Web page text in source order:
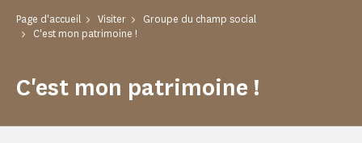
Page d'accueil Visiter
Groupe du champ social
C'est mon patrimoine !
C'est mon patrimoine !